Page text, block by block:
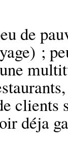
de
;
clients
déja